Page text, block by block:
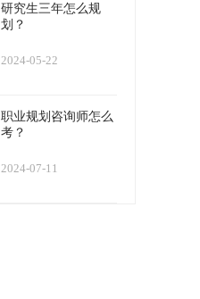
研究生三年怎么规
划？
2024-05-22
职业规划咨询师怎么
考？
2024-07-11